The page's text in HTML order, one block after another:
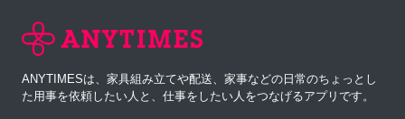
ANYTIMESは、家具組み立てや配送、家事などの日常のちょっとし
た用事を依頼したい人と、仕事をしたい人をつなげるアプリです。